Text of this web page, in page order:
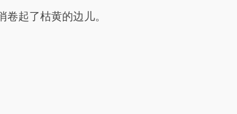
起了枯黄的边儿。